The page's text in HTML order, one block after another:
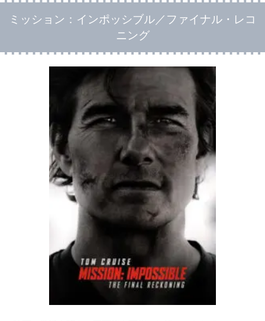
ミッション：インポッシブル／ファイナル・レコ
ニング